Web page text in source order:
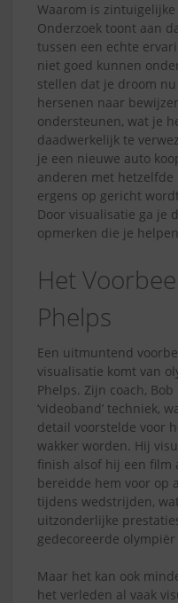
Waarom is
Onderzoek toont aan
tussen een echte
niet goed kunnen
stellen dat je droom
hersenen naar
ondersteunen, wat je
daadwerkelijk te
je een nieuwe auto
anderen met
ergens op gericht
Door visualisatie ga je
opmerken die je
Het
Phelps
Een uitmuntend
visualisatie komt van
Phelps. Zijn coach,
‘videoband’ techniek,
detail voorstelde voor
wakker worden. Hij
finish alsof hij een film
bereidde hem voor op
tijdens wedstrijden,
uitzonderlijke
gedecoreerde
Maar het kan ook
het verleden al vaak